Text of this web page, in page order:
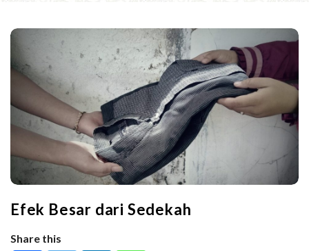
Efek Besar dari Sedekah
Share this